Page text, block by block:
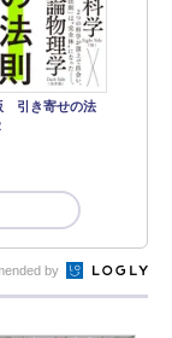
引き寄せの法
by